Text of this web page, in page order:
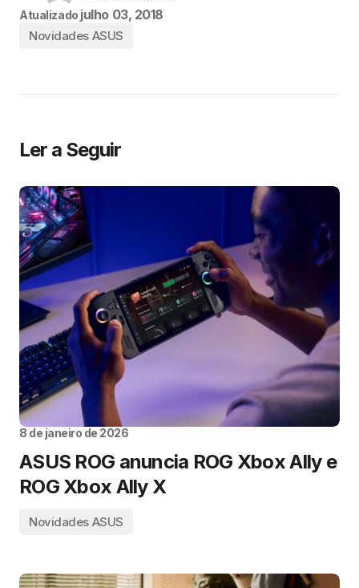
Atualizado julho 03, 2018
Novidades ASUS
Ler a Seguir
8 de janeiro de 2026
ASUS ROG anuncia ROG Xbox Ally e
ROG Xbox Ally X
Novidades ASUS